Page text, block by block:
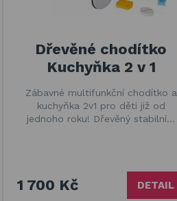
Dřevěné chodítko
Kuchyňka 2 v 1
Zábavné multifunkční chodítko a
kuchyňka 2v1 pro děti již od
jednoho roku! Dřevěný stabilní…
1 700 Kč DETAIL